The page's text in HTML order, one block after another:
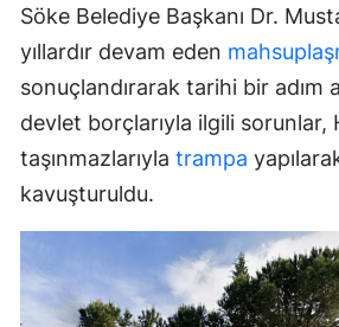
Söke Belediye Başkanı Dr.
yıllardır devam eden
sonuçlandırarak tarihi bir adım
devlet borçlarıyla ilgili sorunlar,
taşınmazlarıyla trampa
kavuşturuldu.